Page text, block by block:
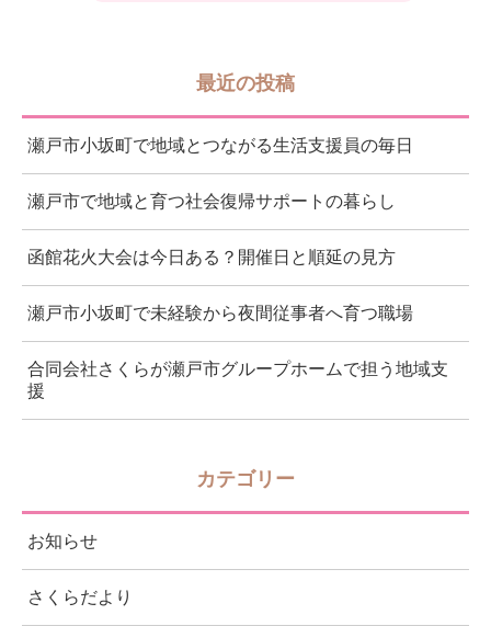
最近の投稿
瀬戸市小坂町で地域とつながる生活支援員の毎日
瀬戸市で地域と育つ社会復帰サポートの暮らし
函館花火大会は今日ある？開催日と順延の見方
瀬戸市小坂町で未経験から夜間従事者へ育つ職場
合同会社さくらが瀬戸市グループホームで担う地域支
援
カテゴリー
お知らせ
さくらだより